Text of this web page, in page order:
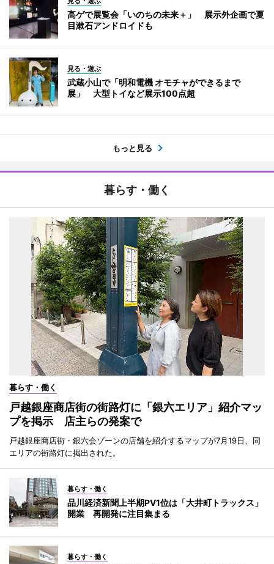
高ゲで展覧会「いのちの未来＋」 展示外企画で夏
目漱石アンドロイドも
見る・遊ぶ
武蔵小山で「明和電機 オモチャができるまで
展」 大型トイなど展示100点超
もっと見る
暮らす・働く
暮らす・働く
戸越銀座商店街の街路灯に「銀六エリア」紹介マッ
プを掲示 店主らの発案で
戸越銀座商店街・銀六会ゾーンの店舗を紹介するマップが7月19日、同
エリアの街路灯に掲出された。
暮らす・働く
品川経済新聞上半期PV1位は「大井町トラックス」
開業 再開発に注目集まる
暮らす・働く